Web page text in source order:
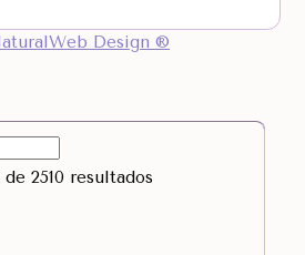
Design ®
2510 resultados